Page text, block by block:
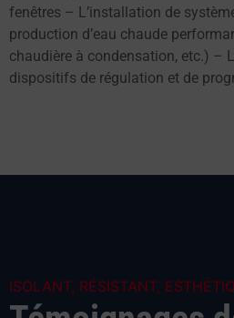
fenêtres – L’installation de
production d’eau chaude
chaudière à condensation, etc.) –
dispositifs de régulation et de
ISOLANT, RÉSISTANT,